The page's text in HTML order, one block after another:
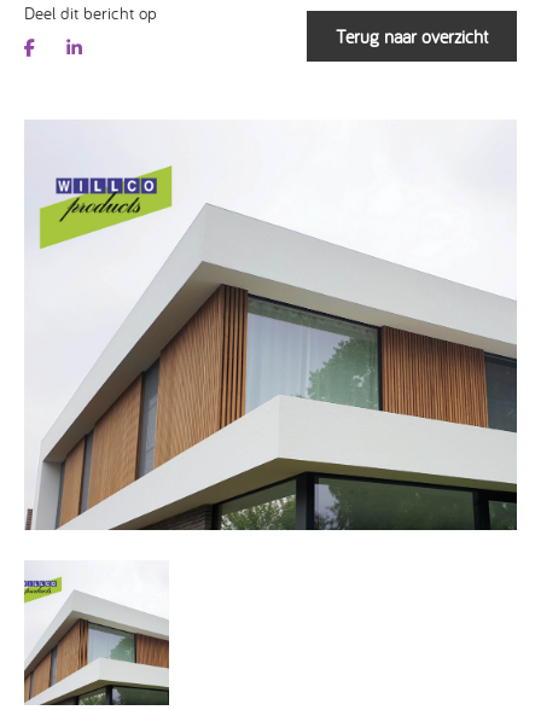
Deel dit bericht op
Terug naar overzicht